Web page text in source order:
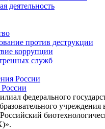
деятельность
против деструкции
коррупции
служб
России
федерального
учреждения